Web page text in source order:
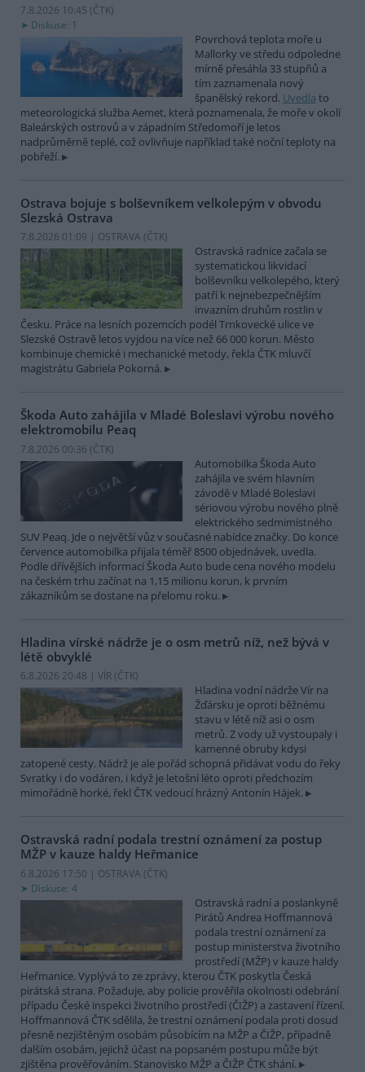
7.8.2026 10:45 (ČTK)
Diskuse: 1
Povrchová teplota moře u
Mallorky ve středu odpoledne
mírně přesáhla 33 stupňů a
tím zaznamenala nový
španělský rekord. Uvedla to
meteorologická služba Aemet, která poznamenala, že moře v okolí
Baleárských ostrovů a v západním Středomoří je letos
nadprůměrně teplé, což ovlivňuje například také noční teploty na
pobřeží.
Ostrava bojuje s bolševníkem velkolepým v obvodu
Slezská Ostrava
7.8.2026 01:09 | OSTRAVA (ČTK)
Ostravská radnice začala se
systematickou likvidací
bolševníku velkolepého, který
patří k nejnebezpečnějším
invazním druhům rostlin v
Česku. Práce na lesních pozemcích podél Trnkovecké ulice ve
Slezské Ostravě letos vyjdou na více než 66 000 korun. Město
kombinuje chemické i mechanické metody, řekla ČTK mluvčí
magistrátu Gabriela Pokorná.
Škoda Auto zahájila v Mladé Boleslavi výrobu nového
elektromobilu Peaq
7.8.2026 00:36 (ČTK)
Automobilka Škoda Auto
zahájila ve svém hlavním
závodě v Mladé Boleslavi
sériovou výrobu nového plně
elektrického sedmimístného
SUV Peaq. Jde o největší vůz v současné nabídce značky. Do konce
července automobilka přijala téměř 8500 objednávek, uvedla.
Podle dřívějších informací Škoda Auto bude cena nového modelu
na českém trhu začínat na 1,15 milionu korun, k prvním
zákazníkům se dostane na přelomu roku.
Hladina vírské nádrže je o osm metrů níž, než bývá v
létě obvyklé
6.8.2026 20:48 | VÍR (ČTK)
Hladina vodní nádrže Vír na
Žďársku je oproti běžnému
stavu v létě níž asi o osm
metrů. Z vody už vystoupaly i
kamenné obruby kdysi
zatopené cesty. Nádrž je ale pořád schopná přidávat vodu do řeky
Svratky i do vodáren, i když je letošní léto oproti předchozím
mimořádně horké, řekl ČTK vedoucí hrázný Antonín Hájek.
Ostravská radní podala trestní oznámení za postup
MŽP v kauze haldy Heřmanice
6.8.2026 17:50 | OSTRAVA (ČTK)
Diskuse: 4
Ostravská radní a poslankyně
Pirátů Andrea Hoffmannová
podala trestní oznámení za
postup ministerstva životního
prostředí (MŽP) v kauze haldy
Heřmanice. Vyplývá to ze zprávy, kterou ČTK poskytla Česká
pirátská strana. Požaduje, aby policie prověřila okolnosti odebrání
případu České inspekci životního prostředí (ČIŽP) a zastavení řízení.
Hoffmannová ČTK sdělila, že trestní oznámení podala proti dosud
přesně nezjištěným osobám působícím na MŽP a ČIŽP, případně
dalším osobám, jejichž účast na popsaném postupu může být
zjištěna prověřováním. Stanovisko MŽP a ČIŽP ČTK shání.